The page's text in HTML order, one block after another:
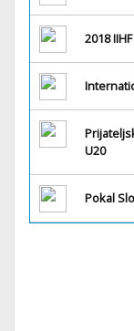
2018
U20
Pokal